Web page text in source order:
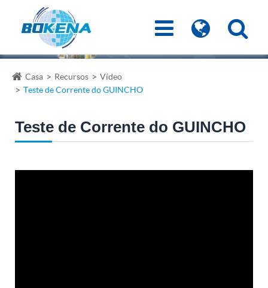
Casa Recursos
Vídeo
Teste de Corrente do GUINCHO
Teste de Corrente do GUINCHO